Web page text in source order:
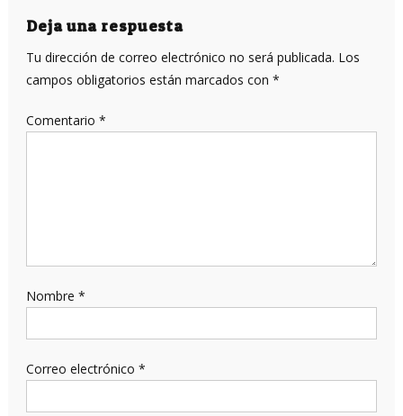
entradas
Deja una respuesta
Tu dirección de correo electrónico no será publicada. Los
campos obligatorios están marcados con *
Comentario *
Nombre *
Correo electrónico *